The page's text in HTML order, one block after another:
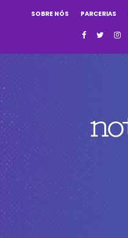
SOBRE NÓS PARCERIAS